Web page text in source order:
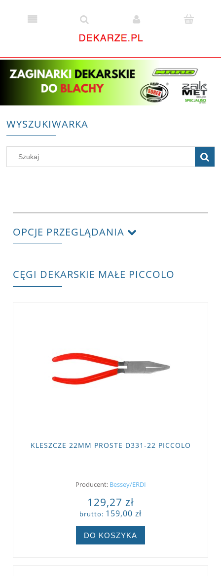
WYSZUKIWARKA
OPCJE PRZEGLĄDANIA
CĘGI DEKARSKIE MAŁE PICCOLO
KLESZCZE 22MM PROSTE D331-22 PICCOLO
Producent: Bessey/ERDI
129,27 zł
brutto: 159,00 zł
DO KOSZYKA